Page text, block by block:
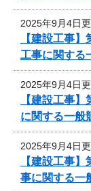
2025年9月4日
【建設工事
工事に関する
2025年9月4日
【建設工事
に関する一般
2025年9月4日
【建設工事
事に関する一